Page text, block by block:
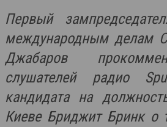
Первый
международным делам
Джабаров
слушателей радио
кандидата на
Киеве Бриджит Бринк о